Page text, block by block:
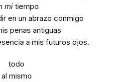
mi tiempo
en un abrazo conmigo
penas antiguas
a mis futuros ojos.
todo
al mismo